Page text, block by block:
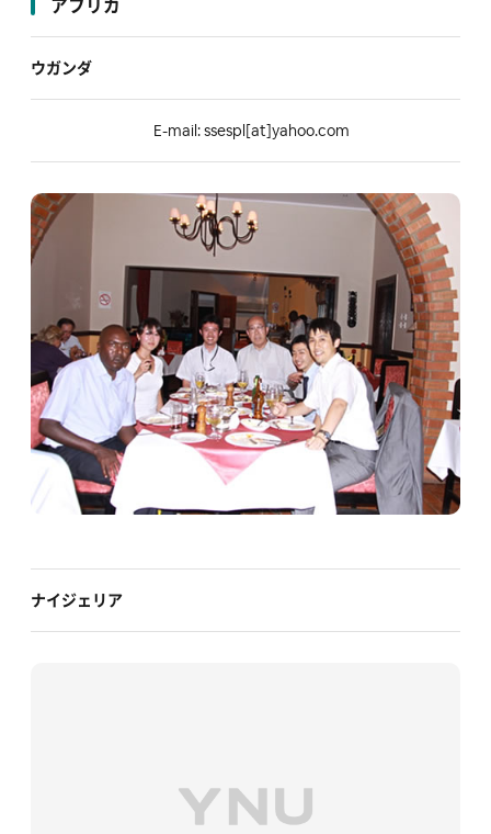
アフリカ
ウガンダ
E-mail: ssespl[at]yahoo.com
ナイジェリア